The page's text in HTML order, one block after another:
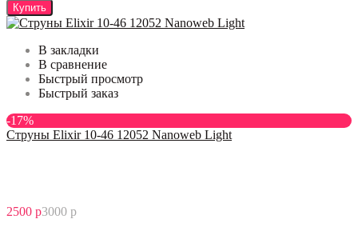
Купить
В закладки
В сравнение
Быстрый просмотр
Быстрый заказ
-17%
Струны Elixir 10-46 12052 Nanoweb Light
2500 р3000 р